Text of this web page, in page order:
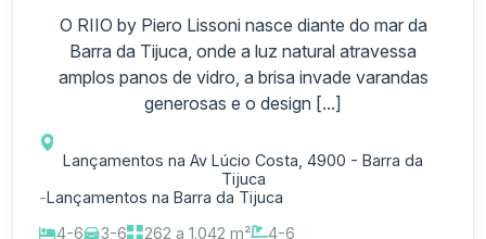
O RIIO by Piero Lissoni nasce diante do mar da
Barra da Tijuca, onde a luz natural atravessa
amplos panos de vidro, a brisa invade varandas
generosas e o design [...]
Lançamentos na Av Lúcio Costa, 4900 - Barra da
Tijuca
-Lançamentos na Barra da Tijuca
4-6
3-6 262 a 1.042 m² 4-6